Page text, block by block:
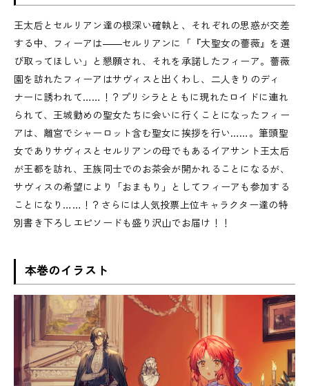
王太后とセルリアン達の根深い確執と、それぞれの思惑が交差
する中、フィーアは――セルリアンに「『大聖女の薔薇』を選
び取ってほしい」と懇願され、それを承諾したフィーア。薔薇
園を訪れたフィーアはサヴィスと出くわし、二人きりのディ
ナーに誘われて……！？プリシラとともに現れたロイドに連れ
られて、王城勤めの聖女たちに会いに行くことになったフィー
アは、離宮でシャーロット含む聖女に挨拶を行い……。筆頭聖
女でありサヴィスとセルリアンの母でもあるイアサント王太后
が王都を訪れ、王族同士でのお茶会が開かれることになるが、
サヴィスの希望により「おまもり」としてフィーアも参加する
ことになり……！？さらには人気投票上位キャラクター達の特
別書き下ろしエピソードも盛り沢山でお届け！！
本巻のイラスト